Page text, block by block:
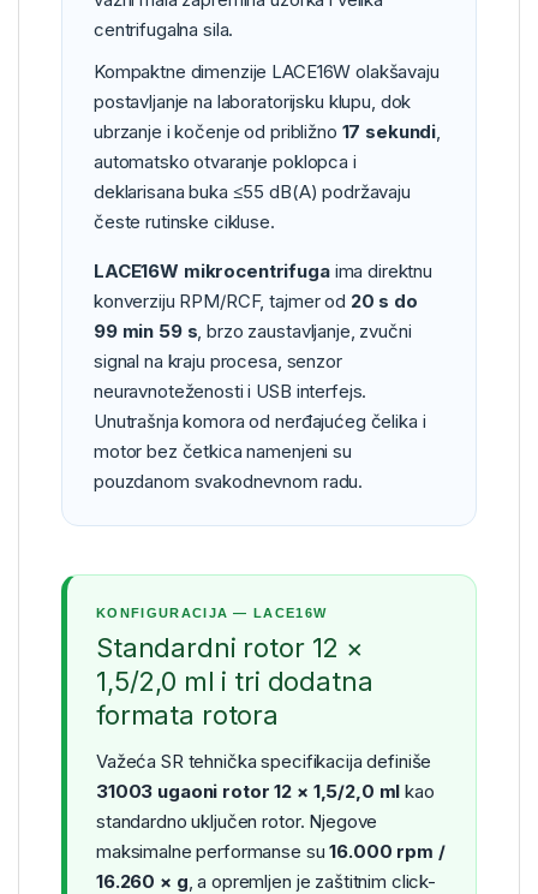
centrifugalna sila.
Kompaktne dimenzije LACE16W olakšavaju
postavljanje na laboratorijsku klupu, dok
ubrzanje i kočenje od približno 17 sekundi
automatsko otvaranje poklopca i
deklarisana buka ≤55 dB(A) podržavaju
česte rutinske cikluse.
LACE16W mikrocentrifugaima direktnu
konverziju RPM/RCF, tajmer od 20 s do
99 min 59 s , brzo zaustavljanje, zvučni
signal na kraju procesa, senzor
neuravnoteženosti i USB interfejs.
Unutrašnja komora od nerđajućeg čelika i
motor bez četkica namenjeni su
pouzdanom svakodnevnom radu.
KONFIGURACIJA — LACE16W
Standardni rotor 12 ×
1,5/2,0 ml i tri dodatna
formata rotora
Važeća SR tehnička specifikacija definiše
31003 ugaoni rotor 12 × 1,5/2,0 ml kao
standardno uključen rotor. Njegove
maksimalne performanse su16.000 rpm /
16.260 × g , a opremljen je zaštitnim click-